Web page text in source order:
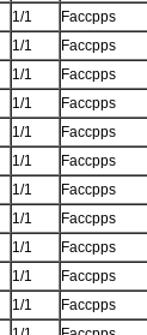
1/1 Faccpps
1/1 Faccpps
1/1 Faccpps
1/1 Faccpps
1/1 Faccpps
1/1 Faccpps
1/1 Faccpps
1/1 Faccpps
1/1 Faccpps
1/1 Faccpps
1/1 Faccpps